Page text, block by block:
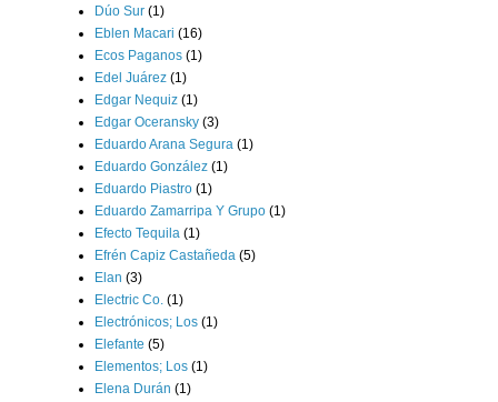
Dúo Sur (1)
Eblen Macari (16)
Ecos Paganos (1)
Edel Juárez (1)
Edgar Nequiz (1)
Edgar Oceransky (3)
Eduardo Arana Segura (1)
Eduardo González (1)
Eduardo Piastro (1)
Eduardo Zamarripa Y Grupo (1)
Efecto Tequila (1)
Efrén Capiz Castañeda (5)
Elan (3)
Electric Co. (1)
Electrónicos; Los (1)
Elefante (5)
Elementos; Los (1)
Elena Durán (1)